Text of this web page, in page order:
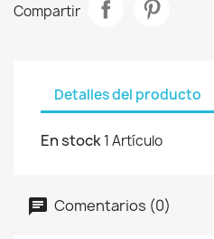
Compartir
Detalles del producto
En stock1 Artículo
Comentarios (0)